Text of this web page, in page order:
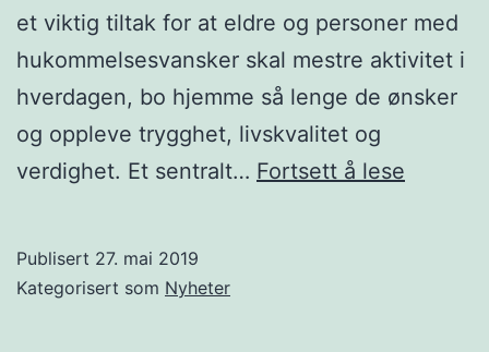
et viktig tiltak for at eldre og personer med
hukommelsesvansker skal mestre aktivitet i
hverdagen, bo hjemme så lenge de ønsker
og oppleve trygghet, livskvalitet og
verdighet. Et sentralt… Fortsett å lese
Publisert 27. mai 2019
Kategorisert som Nyheter